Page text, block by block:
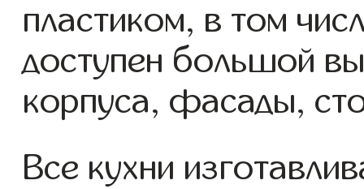
пластиком, в том
доступен большой
корпуса, фасады,
Все кухни